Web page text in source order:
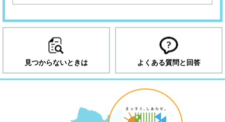
見つからないときは よくある質問と回答